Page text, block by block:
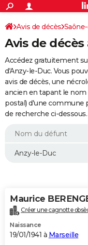
ACTUALITÉS
Politique
Société
Faits Divers
Education
Monde
Villes
+
SPORT
Coupe du monde 2026
Football
Tennis
Cyclisme
Rugby
Forum
Programme TV
TNT
Streaming
Cinéma
Sorties cinéma
Musique
+
FINANCE
Retraite
Impôts
Epargne
Immobilier
Risques naturels par ville
Banque
Assurance
Crédit
AUTO
Essais
Réserver un essai
Citadines
Berlines
SUV
Forum auto
+
HIGH-TECH
BRICOLAGE
WEEK-END
Alimentation
Guide de la santé
Maladies
Médicaments
Sommeil
VOYAGE
Destinations
City break
Voyage nature
Voyage de noces
Forum
Climat
+PHOTO
Avis de décès
Avis de décès
Accédez gratuitement
d'Anzy-le-Duc. Vous
avis de décès, une
ancien en tapant le
postal) d'une commune
de recherche ci-dessous.
Maurice
Créer une cagnotte
Naissance
19/01/1941 à Marseille